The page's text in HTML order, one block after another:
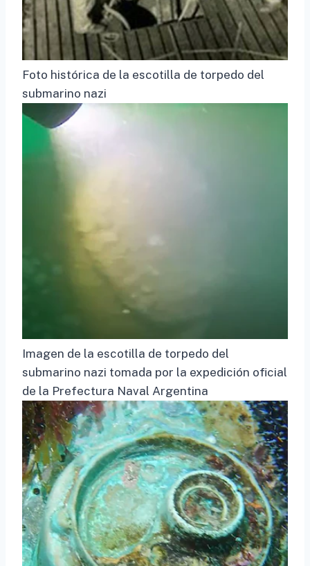
Foto histórica de la escotilla de torpedo del
submarino nazi
Imagen de la escotilla de torpedo del
submarino nazi tomada por la expedición oficial
de la Prefectura Naval Argentina